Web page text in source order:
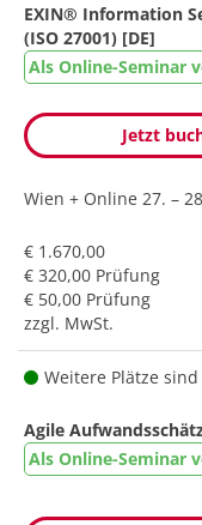
EXIN® Information
(ISO 27001) [DE]
Als Online-Seminar
Jetzt
Wien + Online 27. –
€ 1.670,00
€ 320,00 Prüfung
€ 50,00 Prüfung
zzgl. MwSt.
Weitere Plätze
Agile
Als Online-Seminar